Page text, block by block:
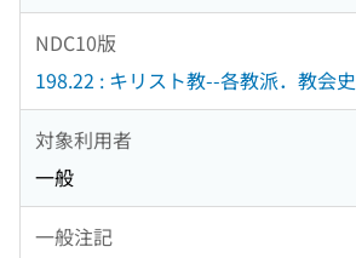
NDC10版
198.22 : キリスト教--各教派．教会史
対象利用者
一般
一般注記